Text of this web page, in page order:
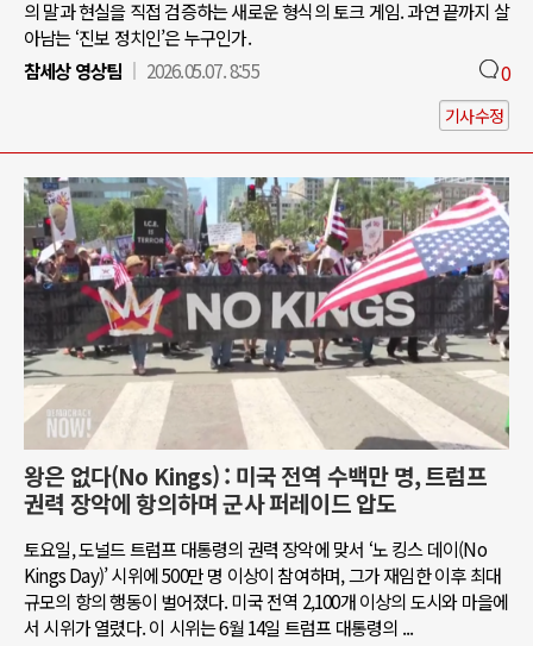
의 말과 현실을 직접 검증하는 새로운 형식의 토크 게임. 과연 끝까지 살
아남는 ‘진보 정치인’은 누구인가.
참세상 영상팀
2026.05.07. 8:55 0
기사수정
왕은 없다(No Kings) : 미국 전역 수백만 명, 트럼프
권력 장악에 항의하며 군사 퍼레이드 압도
토요일, 도널드 트럼프 대통령의 권력 장악에 맞서 ‘노 킹스 데이(No
Kings Day)’ 시위에 500만 명 이상이 참여하며, 그가 재임한 이후 최대
규모의 항의 행동이 벌어졌다. 미국 전역 2,100개 이상의 도시와 마을에
서 시위가 열렸다. 이 시위는 6월 14일 트럼프 대통령의 ...